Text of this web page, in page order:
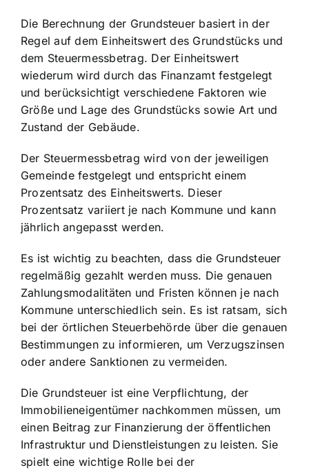
Die Berechnung der Grundsteuer basiert in der
Regel auf dem Einheitswert des Grundstücks und
dem Steuermessbetrag. Der Einheitswert
wiederum wird durch das Finanzamt festgelegt
und berücksichtigt verschiedene Faktoren wie
Größe und Lage des Grundstücks sowie Art und
Zustand der Gebäude.
Der Steuermessbetrag wird von der jeweiligen
Gemeinde festgelegt und entspricht einem
Prozentsatz des Einheitswerts. Dieser
Prozentsatz variiert je nach Kommune und kann
jährlich angepasst werden.
Es ist wichtig zu beachten, dass die Grundsteuer
regelmäßig gezahlt werden muss. Die genauen
Zahlungsmodalitäten und Fristen können je nach
Kommune unterschiedlich sein. Es ist ratsam, sich
bei der örtlichen Steuerbehörde über die genauen
Bestimmungen zu informieren, um Verzugszinsen
oder andere Sanktionen zu vermeiden.
Die Grundsteuer ist eine Verpflichtung, der
Immobilieneigentümer nachkommen müssen, um
einen Beitrag zur Finanzierung der öffentlichen
Infrastruktur und Dienstleistungen zu leisten. Sie
spielt eine wichtige Rolle bei der